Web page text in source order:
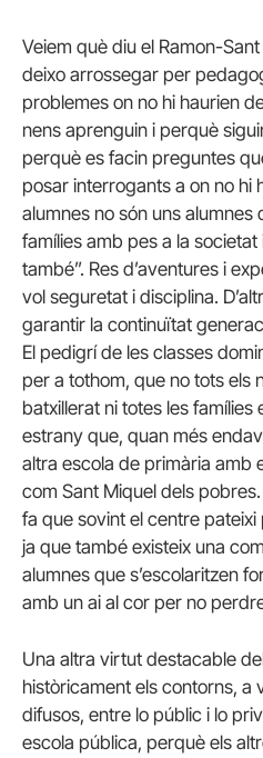
Veiem què diu el Ramon-
deixo arrossegar per
problemes on no hi haurien
nens aprenguin i perquè
perquè es facin preguntes
posar interrogants a on no hi
alumnes no són uns alumnes
famílies amb pes a la societat
també”. Res d’aventures i
vol seguretat i disciplina.
garantir la continuïtat
El pedigrí de les classes
per a tothom, que no tots els
batxillerat ni totes les famílies
estrany que, quan més
altra escola de primària amb
com Sant Miquel dels
fa que sovint el centre
ja que també existeix una
alumnes que s’escolaritzen
amb un ai al cor per no
Una altra virtut destacable
històricament els contorns, a
difusos, entre lo públic i lo
escola pública, perquè els